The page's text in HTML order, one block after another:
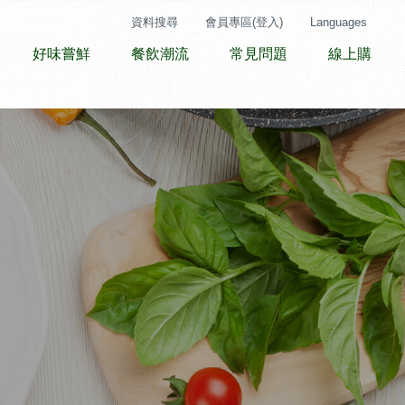
好味嘗鮮 餐飲潮流 常見問題 線上購
資料搜尋 會員專區(登入) Languages